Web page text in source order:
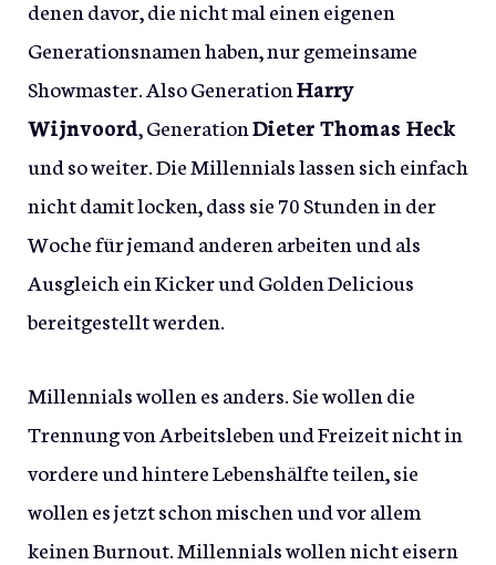
denen davor, die nicht mal einen eigenen
Generationsnamen haben, nur gemeinsame
Showmaster. Also GenerationHarry
Wijnvoord, GenerationDieter Thomas Heck
und so weiter. Die Millennials lassen sich einfach
nicht damit locken, dass sie 70 Stunden in der
Woche für jemand anderen arbeiten und als
Ausgleich ein Kicker und Golden Delicious
bereitgestellt werden.
Millennials wollen es anders. Sie wollen die
Trennung von Arbeitsleben und Freizeit nicht in
vordere und hintere Lebenshälfte teilen, sie
wollen es jetzt schon mischen und vor allem
keinen Burnout. Millennials wollen nicht eisern